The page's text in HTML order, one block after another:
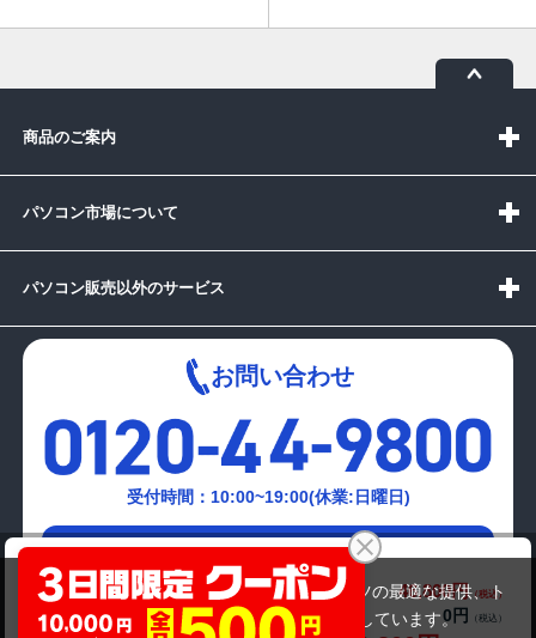
商品価格(税込) 46,800円
オプション小計価格(税込)
0円
商品のご案内
パソコン市場について
パソコン販売以外のサービス
お問い合わせ
受付時間：10:00~19:00(休業:日曜日)
メールでの
お問い合わせはこちら
当サイトでは利用体験の向上およびコンテンツの最適な提供、ト
ラフィックの分析を目的としてCookieを使用しています。